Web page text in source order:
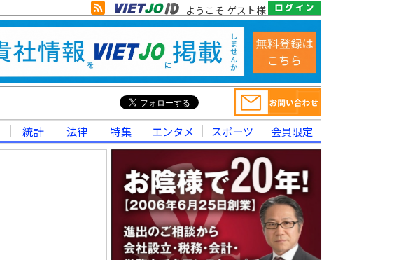
ようこそ ゲスト様
統計 法律 特集 エンタメ スポーツ 会員限定